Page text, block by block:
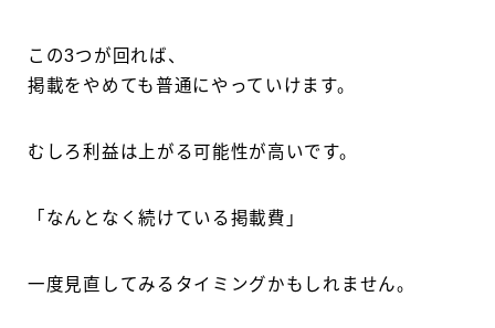
この3つが回れば、
掲載をやめても普通にやっていけます。
むしろ利益は上がる可能性が高いです。
「なんとなく続けている掲載費」
一度見直してみるタイミングかもしれません。